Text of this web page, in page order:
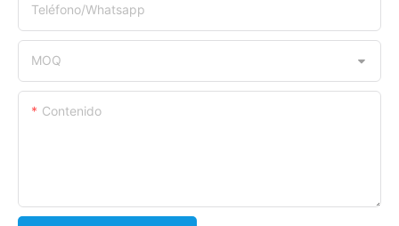
Teléfono/whatsapp
MOQ
Contenido